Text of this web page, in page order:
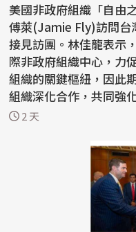
美國非政府組織「自由
傅萊(Jamie Fly)訪問台
接見訪團。林佳龍表示
際非政府組織中心，力
組織的關鍵樞紐，因此
組織深化合作，共同強化民主韌
「自由之...
2 天